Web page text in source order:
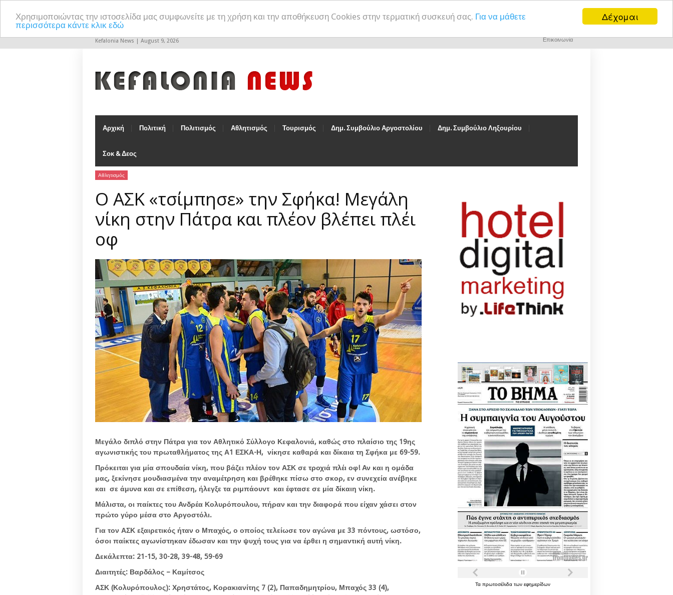
Δέχομαι
Χρησιμοποιώντας την ιστοσελίδα μας συμφωνείτε με τη χρήση και την αποθήκευση Cookies στην τερματική συσκευή σας. Για να μάθετε
περισσότερα κάντε κλικ εδώ
Kefalonia News | August 9, 2026 Επικοινωνία
Αρχική Πολιτική Πολιτισμός Αθλητισμός Τουρισμός Δημ. Συμβούλιο Αργοστολίου Δημ. Συμβούλιο Ληξουρίου
Σοκ & Δεος
Αθλητισμός
Ο ΑΣΚ «τσίμπησε» την Σφήκα! Μεγάλη
νίκη στην Πάτρα και πλέον βλέπει πλέι
οφ
Μεγάλο διπλό στην Πάτρα για τον Αθλητικό Σύλλογο Κεφαλονιά, καθώς στο πλαίσιο της 19ης
αγωνιστικής του πρωταθλήματος της Α1 ΕΣΚΑ-Η, νίκησε καθαρά και δίκαια τη Σφήκα με 69-59.
Πρόκειται για μία σπουδαία νίκη, που βάζει πλέον τον ΑΣΚ σε τροχιά πλέι οφ! Αν και η ομάδα
μας, ξεκίνησε μουδιασμένα την αναμέτρηση και βρέθηκε πίσω στο σκορ, εν συνεχεία ανέβηκε
και σε άμυνα και σε επίθεση, ήλεγξε τα ριμπάουντ και έφτασε σε μία δίκαιη νίκη.
Μάλιστα, οι παίκτες του Ανδρέα Κολυρόπουλου, πήραν και την διαφορά που είχαν χάσει στον
πρώτο γύρο μέσα στο Αργοστόλι.
Για τον ΑΣΚ εξαιρετικός ήταν ο Μπαχός, ο οποίος τελείωσε τον αγώνα με 33 πόντους, ωστόσο,
όσοι παίκτες αγωνίστηκαν έδωσαν και την ψυχή τους για να έρθει η σημαντική αυτή νίκη.
Δεκάλεπτα: 21-15, 30-28, 39-48, 59-69
Διαιτητές: Βαρδάλος – Καμίτσος
ΑΣΚ (Κολυρόπουλος): Χρηστάτος, Κορακιανίτης 7 (2), Παπαδημητρίου, Μπαχός 33 (4),
Τα πρωτοσέλιδα των εφημερίδων